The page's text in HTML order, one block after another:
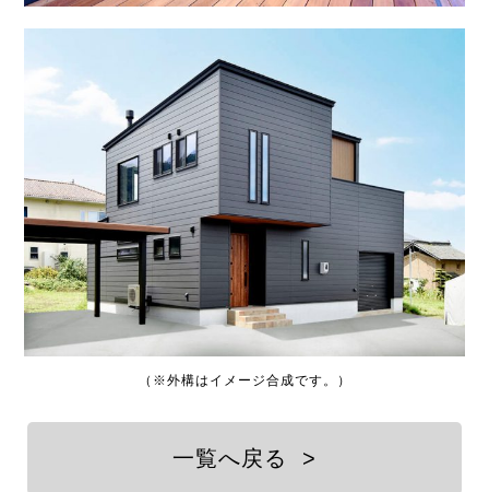
（※外構はイメージ合成です。）
一覧へ戻る >